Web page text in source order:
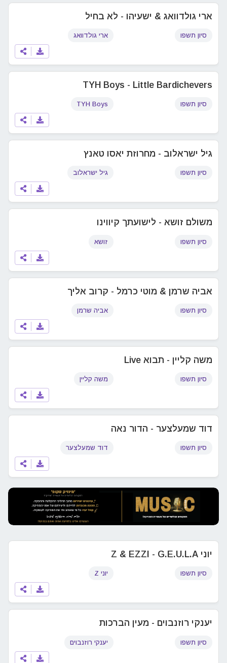
ארי גולדוואג & ישעיהו - לא בחיל
סיון תשפו ארי גולדוואג
TYH Boys - Little Bardichevers
סיון תשפו TYH Boys
גיל ישראלוב - מחרוזת יאסו טאנץ
סיון תשפו גיל ישראלוב
משולם זושא - לישועתך קיווינו
סיון תשפו זושא
אביה שרמן & מוטי כרמל - קרוב אליך
סיון תשפו אביה שרמן
משה קליין - תבוא Live
סיון תשפו משה קליין
דוד שמעלצער - הדור נאה
סיון תשפו דוד שמעלצער
יוני Z & EZZI - G.E.U.L.A
סיון תשפו יוני Z
יענקי רוזנבוים - מעין הברכות
סיון תשפו יענקי רוזנבוים